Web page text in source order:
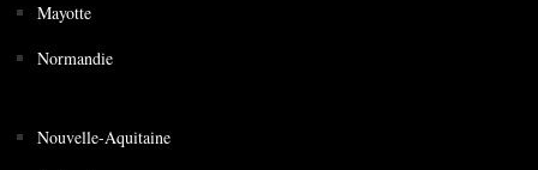
Mayotte
Normandie
Nouvelle-Aquitaine